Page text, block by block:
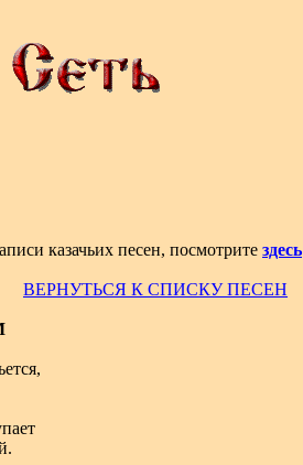
казачьих песен, посмотрите здесь
ВЕРНУТЬСЯ К СПИСКУ ПЕСЕН